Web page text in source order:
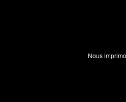
Nous